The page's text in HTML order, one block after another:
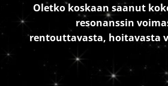
Oletko koskaan saanut
resonanssin
rentouttavasta, hoitavasta